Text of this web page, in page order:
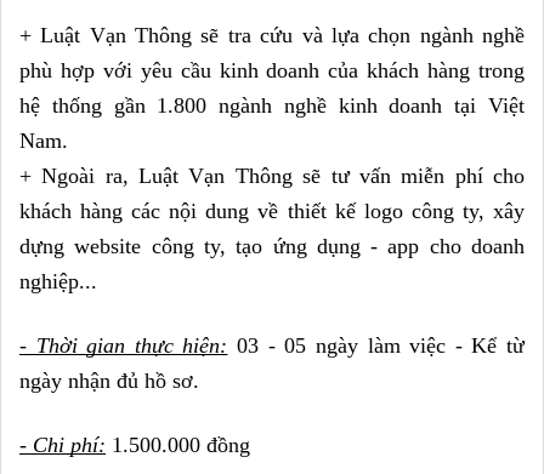
+ Luật Vạn Thông sẽ tra cứu và lựa chọn ngành nghề
phù hợp với yêu cầu kinh doanh của khách hàng trong
hệ thống gần 1.800 ngành nghề kinh doanh tại Việt
Nam.
+ Ngoài ra, Luật Vạn Thông sẽ tư vấn miễn phí cho
khách hàng các nội dung về thiết kế logo công ty, xây
dựng website công ty, tạo ứng dụng - app cho doanh
nghiệp...
- Thời gian thực hiện: 03 - 05 ngày làm việc - Kể từ
ngày nhận đủ hồ sơ.
- Chi phí: 1.500.000 đồng